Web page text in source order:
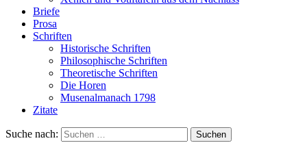
Briefe
Prosa
Schriften
Historische Schriften
Philosophische Schriften
Theoretische Schriften
Die Horen
Musenalmanach 1798
Zitate
Suche nach: